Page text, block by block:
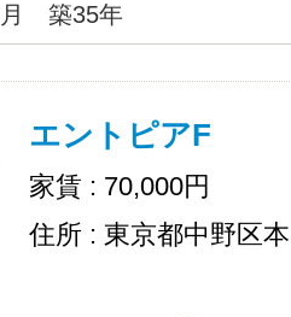
月 築35年
エントピアF
家賃 : 70,000円
住所 : 東京都中野区